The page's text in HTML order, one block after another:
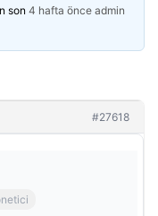
son 4 hafta önce admin
#27618